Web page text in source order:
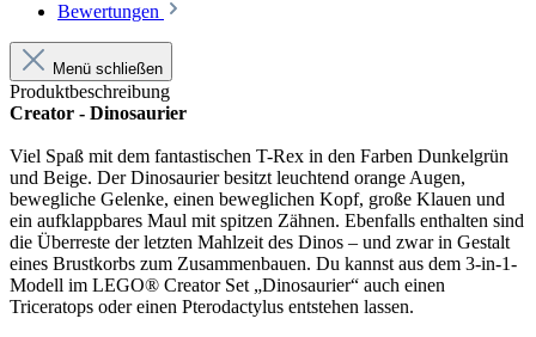
Bewertungen
Menü schließen
Produktbeschreibung
Creator - Dinosaurier
Viel Spaß mit dem fantastischen T-Rex in den Farben Dunkelgrün
und Beige. Der Dinosaurier besitzt leuchtend orange Augen,
bewegliche Gelenke, einen beweglichen Kopf, große Klauen und
ein aufklappbares Maul mit spitzen Zähnen. Ebenfalls enthalten sind
die Überreste der letzten Mahlzeit des Dinos – und zwar in Gestalt
eines Brustkorbs zum Zusammenbauen. Du kannst aus dem 3-in-1-
Modell im LEGO® Creator Set „Dinosaurier“ auch einen
Triceratops oder einen Pterodactylus entstehen lassen.